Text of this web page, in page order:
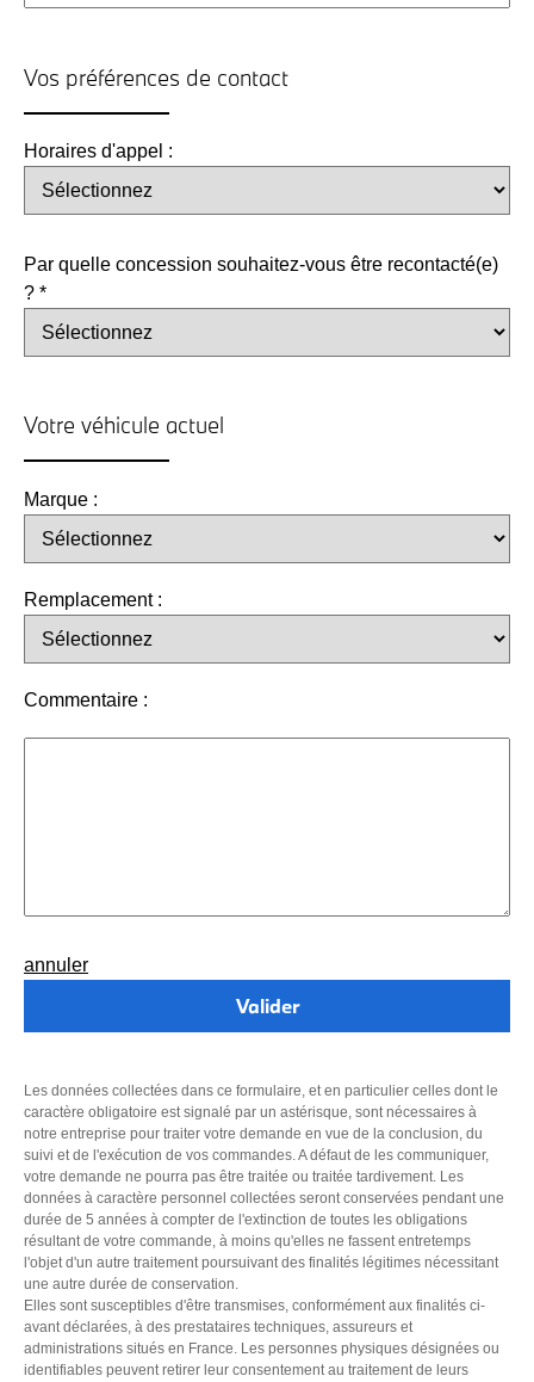
Vos préférences de contact
Horaires d'appel :
Par quelle concession souhaitez-vous être recontacté(e)
? *
Votre véhicule actuel
Marque :
Remplacement :
Commentaire :
annuler
Les données collectées dans ce formulaire, et en particulier celles dont le
caractère obligatoire est signalé par un astérisque, sont nécessaires à
notre entreprise pour traiter votre demande en vue de la conclusion, du
suivi et de l'exécution de vos commandes. A défaut de les communiquer,
votre demande ne pourra pas être traitée ou traitée tardivement. Les
données à caractère personnel collectées seront conservées pendant une
durée de 5 années à compter de l'extinction de toutes les obligations
résultant de votre commande, à moins qu'elles ne fassent entretemps
l'objet d'un autre traitement poursuivant des finalités légitimes nécessitant
une autre durée de conservation.
Elles sont susceptibles d'être transmises, conformément aux finalités ci-
avant déclarées, à des prestataires techniques, assureurs et
administrations situés en France. Les personnes physiques désignées ou
identifiables peuvent retirer leur consentement au traitement de leurs